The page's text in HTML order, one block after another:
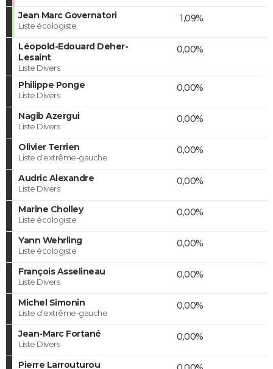
Jean Marc Governatori
Liste écologiste
1,09%
Léopold-Edouard Deher-
Lesaint
Liste Divers
0,00%
Philippe Ponge
Liste Divers
0,00%
Nagib Azergui
Liste Divers
0,00%
Olivier Terrien
Liste d'extrême-gauche
0,00%
Audric Alexandre
Liste Divers
0,00%
Marine Cholley
Liste écologiste
0,00%
Yann Wehrling
Liste écologiste
0,00%
François Asselineau
Liste Divers
0,00%
Michel Simonin
Liste d'extrême-gauche
0,00%
Jean-Marc Fortané
Liste Divers
0,00%
Pierre Larrouturou